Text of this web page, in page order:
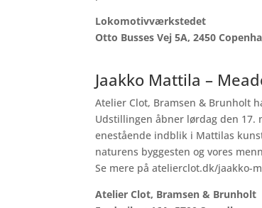
Lokomotivværkstedet
Otto Busses Vej 5A, 2450
Jaakko Mattila –
Atelier Clot, Bramsen & Brunholt
Udstillingen åbner lørdag den 17.
enestående indblik i Mattilas
naturens byggesten og vores
Se mere på atelierclot.dk/jaakko-
Atelier Clot, Bramsen & Brunholt